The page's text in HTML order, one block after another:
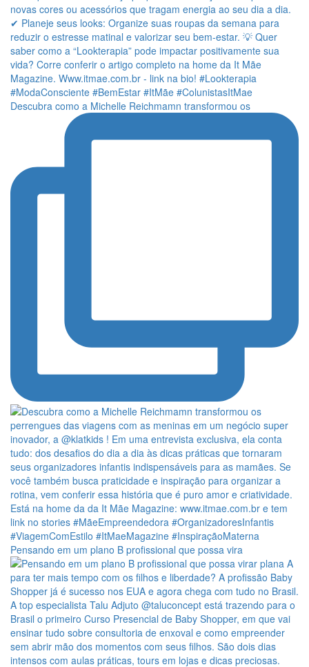
Descubra como a Michelle Reichmamn transformou os
Pensando em um plano B profissional que possa vira